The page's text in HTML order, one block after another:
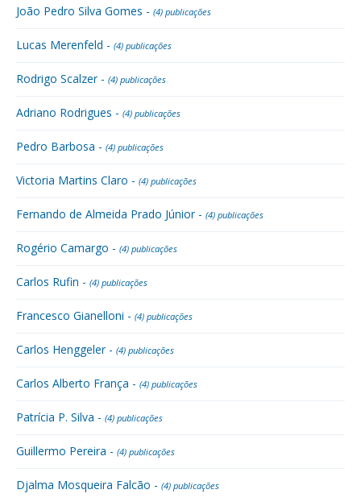
João Pedro Silva Gomes - (4) publicações
Lucas Merenfeld - (4) publicações
Rodrigo Scalzer - (4) publicações
Adriano Rodrigues - (4) publicações
Pedro Barbosa - (4) publicações
Victoria Martins Claro - (4) publicações
Fernando de Almeida Prado Júnior - (4) publicações
Rogério Camargo - (4) publicações
Carlos Rufin - (4) publicações
Francesco Gianelloni - (4) publicações
Carlos Henggeler - (4) publicações
Carlos Alberto França - (4) publicações
Patrícia P. Silva - (4) publicações
Guillermo Pereira - (4) publicações
Djalma Mosqueira Falcão - (4) publicações